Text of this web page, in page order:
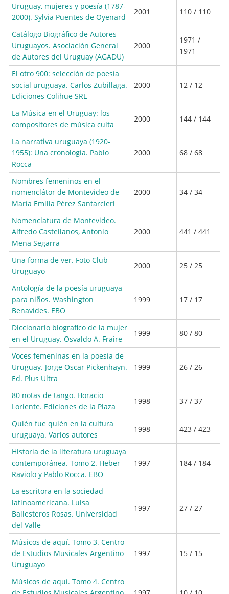
Uruguay, mujeres y poesía (1787-
2000). Sylvia Puentes de Oyenard
2001 110 / 110
Catálogo Biográfico de Autores
Uruguayos. Asociación General
de Autores del Uruguay (AGADU)
2000
1971 /
1971
El otro 900: selección de poesía
social uruguaya. Carlos Zubillaga.
Ediciones Colihue SRL
2000 12 / 12
La Música en el Uruguay: los
compositores de música culta
2000 144 / 144
La narrativa uruguaya (1920-
1955): Una cronología. Pablo
Rocca
2000 68 / 68
Nombres femeninos en el
nomenclátor de Montevideo de
María Emilia Pérez Santarcieri
2000 34 / 34
Nomenclatura de Montevideo.
Alfredo Castellanos, Antonio
Mena Segarra
2000 441 / 441
Una forma de ver. Foto Club
Uruguayo
2000 25 / 25
Antología de la poesía uruguaya
para niños. Washington
Benavídes. EBO
1999 17 / 17
Diccionario biografico de la mujer
en el Uruguay. Osvaldo A. Fraire
1999 80 / 80
Voces femeninas en la poesía de
Uruguay. Jorge Oscar Pickenhayn.
Ed. Plus Ultra
1999 26 / 26
80 notas de tango. Horacio
Loriente. Ediciones de la Plaza
1998 37 / 37
Quién fue quién en la cultura
uruguaya. Varios autores
1998 423 / 423
Historia de la literatura uruguaya
contemporánea. Tomo 2. Heber
Raviolo y Pablo Rocca. EBO
1997 184 / 184
La escritora en la sociedad
latinoamericana. Luisa
Ballesteros Rosas. Universidad
del Valle
1997 27 / 27
Músicos de aquí. Tomo 3. Centro
de Estudios Musicales Argentino
Uruguayo
1997 15 / 15
Músicos de aquí. Tomo 4. Centro